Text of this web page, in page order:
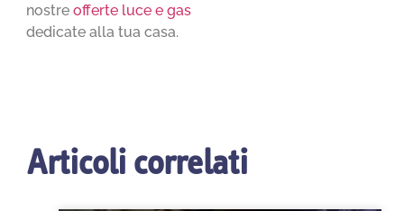
nostreofferte luce e gas
dedicate alla tua casa.
Articoli correlati